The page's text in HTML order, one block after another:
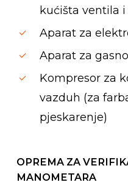
kućišta ventila
Aparat za
Aparat za
Kompresor za
vazduh (za
pjeskarenje)
OPREMA ZA
MANOMETARA